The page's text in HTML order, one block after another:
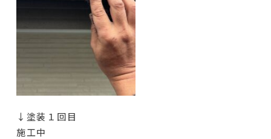
↓塗装１回目
施工中